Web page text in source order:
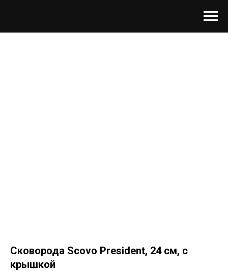
Сковорода Scovo President, 24 см, с
крышкой